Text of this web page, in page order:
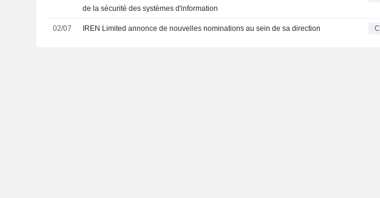
de la sécurité des systèmes d'information
02/07 IREN Limited annonce de nouvelles nominations au sein de sa direction CI